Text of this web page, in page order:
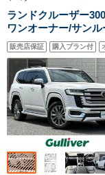
ランドクルーザー
ワンオーナー/サン
イド/リア)/JBLサウ
クビューモニター/ル
空気圧センサー
販売店保証 購入プラン付